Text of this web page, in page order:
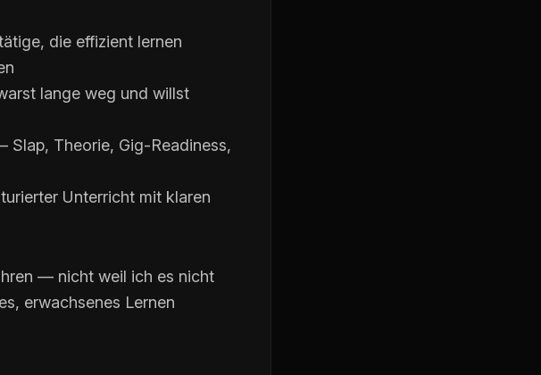
die effizient lernen
lange weg und willst
Slap, Theorie, Gig-Readiness,
Unterricht mit klaren
— nicht weil ich es nicht
erwachsenes Lernen